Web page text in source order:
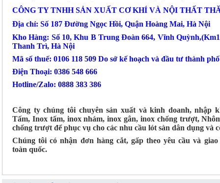
CÔNG TY TNHH SẢN XUẤT CƠ KHÍ VÀ NỘI THẤT
Địa chỉ: Số 187 Đường Ngọc Hồi, Quận Hoàng Mai, Hà Nội
Kho Hàng: Số 10, Khu B Trung Đoàn 664, Vĩnh
Thanh Trì, Hà Nội
Mã số thuế: 0106 118 509 Do sở kế hoạch và đầu tư thành
Điện Thoại: 0386 548 666
Hotline/Zalo: 0888 383 386
Công ty chúng tôi chuyên sản xuất và kinh doanh, nhập
Tấm, Inox tấm, inox nhám, inox gân, inox chống trượt,
chống trượt để phục vụ cho các nhu cầu lót sàn dân dụng và
Chúng tôi có nhận đơn hàng cắt, gấp theo yêu cầu và
toàn quốc.